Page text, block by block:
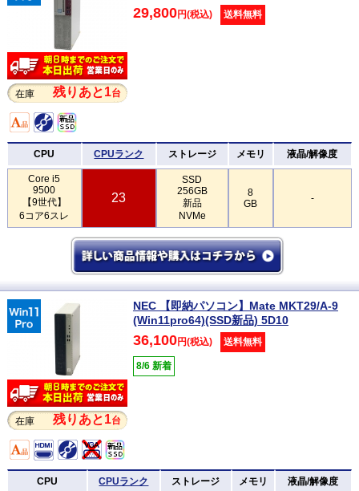
在庫 残りあと1台
29,800円(税込) 送料無料
CPU CPUランク ストレージ メモリ 液晶/解像度
Core i5
9500
【9世代】
6コア6スレ
23
SSD
256GB
新品
NVMe
8
GB
-
在庫 残りあと1台
NEC 【即納パソコン】Mate MKT29/A-9
(Win11pro64)(SSD新品) 5D10
36,100円(税込) 送料無料
8/6 新着
CPU CPUランク ストレージ メモリ 液晶/解像度